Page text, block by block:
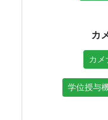
カ
カメ
学位授与